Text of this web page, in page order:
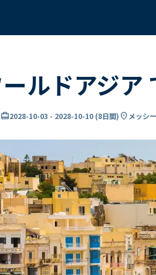
ルドアジ
card_travel2028-10-03 - 2028-10-10 (8日間) location_on メッシ